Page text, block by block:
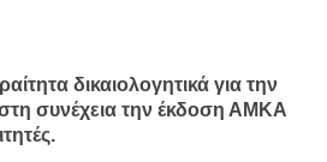
δικαιολογητικά για την
συνέχεια την έκδοση ΑΜΚΑ